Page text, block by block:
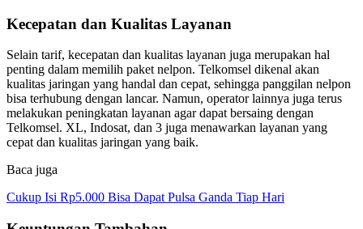
Kecepatan dan Kualitas Layanan
Selain tarif, kecepatan dan kualitas layanan juga merupakan hal
penting dalam memilih paket nelpon. Telkomsel dikenal akan
kualitas jaringan yang handal dan cepat, sehingga panggilan nelpon
bisa terhubung dengan lancar. Namun, operator lainnya juga terus
melakukan peningkatan layanan agar dapat bersaing dengan
Telkomsel. XL, Indosat, dan 3 juga menawarkan layanan yang
cepat dan kualitas jaringan yang baik.
Baca juga
Cukup Isi Rp5.000 Bisa Dapat Pulsa Ganda Tiap Hari